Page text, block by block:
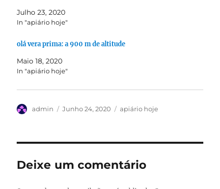
Julho 23, 2020
In "apiário hoje"
olá vera prima: a 900 m de altitude
Maio 18, 2020
In "apiário hoje"
Autor
admin
Publicado
Junho 24, 2020 Categorias
apiário hoje
Deixe um comentário